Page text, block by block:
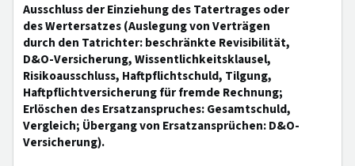
Ausschluss der Einziehung des Tatertrages oder
des Wertersatzes (Auslegung von Verträgen
durch den Tatrichter: beschränkte Revisibilität,
D&O-Versicherung, Wissentlichkeitsklausel,
Risikoausschluss, Haftpflichtschuld, Tilgung,
Haftpflichtversicherung für fremde Rechnung;
Erlöschen des Ersatzanspruches: Gesamtschuld,
Vergleich; Übergang von Ersatzansprüchen: D&O-
Versicherung).